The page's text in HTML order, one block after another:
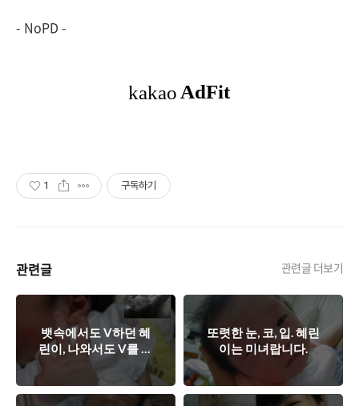
- NoPD -
1 구독하기
관련글 관련글 더보기
뱃속에서도 V하던 혜
린이, 나와서도 V를 하
네요 ^^
또렷한 눈, 코, 입. 혜린
이는 미녀랍니다.